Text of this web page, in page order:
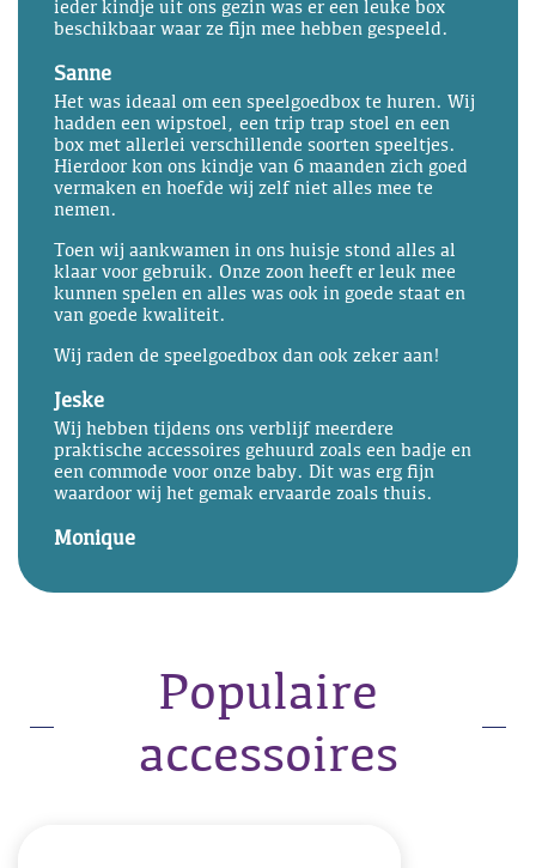
ieder kindje uit ons gezin was er een leuke box
beschikbaar waar ze fijn mee hebben gespeeld.
Sanne
Het was ideaal om een speelgoedbox te huren. Wij
hadden een wipstoel, een trip trap stoel en een
box met allerlei verschillende soorten speeltjes.
Hierdoor kon ons kindje van 6 maanden zich goed
vermaken en hoefde wij zelf niet alles mee te
nemen.
Toen wij aankwamen in ons huisje stond alles al
klaar voor gebruik. Onze zoon heeft er leuk mee
kunnen spelen en alles was ook in goede staat en
van goede kwaliteit.
Wij raden de speelgoedbox dan ook zeker aan!
Jeske
Wij hebben tijdens ons verblijf meerdere
praktische accessoires gehuurd zoals een badje en
een commode voor onze baby. Dit was erg fijn
waardoor wij het gemak ervaarde zoals thuis.
Monique
Populaire
accessoires